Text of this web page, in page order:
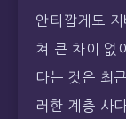
안타깝게도
쳐 큰 차이 없
다는 것은 최
러한 계층 사